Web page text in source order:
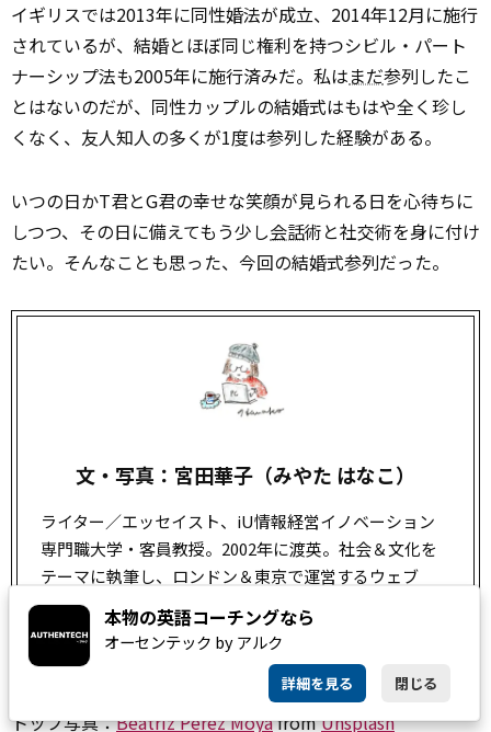
イギリスでは2013年に同性婚法が成立、2014年12月に施行
されているが、結婚とほぼ同じ権利を持つシビル・パート
ナーシップ法も2005年に施行済みだ。私はまだ参列したこ
とはないのだが、同性カップルの結婚式はもはや全く珍し
くなく、友人知人の多くが1度は参列した経験がある。
いつの日かT君とG君の幸せな笑顔が見られる日を心待ちに
しつつ、その日に備えてもう少し会話術と社交術を身に付け
たい。そんなことも思った、今回の結婚式参列だった。
文・写真：宮田華子（みやた はなこ）
ライター／エッセイスト、iU情報経営イノベーション
専門職大学・客員教授。2002年に渡英。社会＆文化を
テーマに執筆し、ロンドン＆東京で運営するウェブ
マガジン
「matka（マトカ）」でも、一筋縄ではいか
ないイギリス生活についてつづっている。
トップ写真：Beatriz Pérez MoyafromUnsplash
本物の英語コーチングなら
オーセンテック by アルク
詳細を見る 閉じる